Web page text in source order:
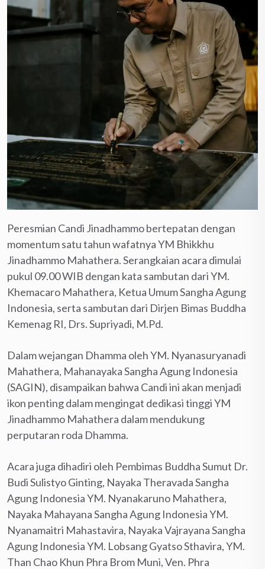
Peresmian Candi Jinadhammo bertepatan dengan
momentum satu tahun wafatnya YM Bhikkhu
Jinadhammo Mahathera. Serangkaian acara dimulai
pukul 09.00 WIB dengan kata sambutan dari YM.
Khemacaro Mahathera, Ketua Umum Sangha Agung
Indonesia, serta sambutan dari Dirjen Bimas Buddha
Kemenag RI, Drs. Supriyadi, M.Pd.
Dalam wejangan Dhamma oleh YM. Nyanasuryanadi
Mahathera, Mahanayaka Sangha Agung Indonesia
(SAGIN), disampaikan bahwa Candi ini akan menjadi
ikon penting dalam mengingat dedikasi tinggi YM
Jinadhammo Mahathera dalam mendukung
perputaran roda Dhamma.
Acara juga dihadiri oleh Pembimas Buddha Sumut Dr.
Budi Sulistyo Ginting, Nayaka Theravada Sangha
Agung Indonesia YM. Nyanakaruno Mahathera,
Nayaka Mahayana Sangha Agung Indonesia YM.
Nyanamaitri Mahastavira, Nayaka Vajrayana Sangha
Agung Indonesia YM. Lobsang Gyatso Sthavira, YM.
Than Chao Khun Phra Brom Muni, Ven. Phra